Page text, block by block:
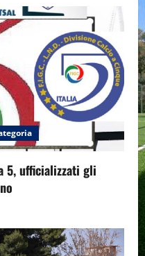
5, ufficializzati gli